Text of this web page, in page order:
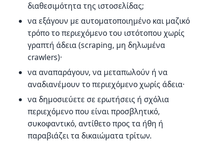
διαθεσιμότητα της ιστοσελίδας;
να εξάγουν με αυτοματοποιημένο και μαζικό
τρόπο το περιεχόμενο του ιστότοπου χωρίς
γραπτή άδεια (scraping, μη δηλωμένα
crawlers)·
να αναπαράγουν, να μεταπωλούν ή να
αναδιανέμουν το περιεχόμενο χωρίς άδεια·
να δημοσιεύετε σε ερωτήσεις ή σχόλια
περιεχόμενο που είναι προσβλητικό,
συκοφαντικό, αντίθετο προς τα ήθη ή
παραβιάζει τα δικαιώματα τρίτων.